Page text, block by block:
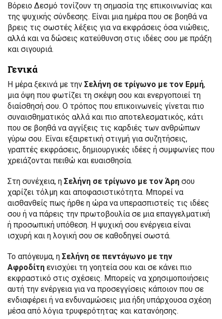
Βόρειο Δεσμό τονίζουν τη σημασία της επικοινωνίας και
της ψυχικής σύνδεσης. Είναι μια ημέρα που σε βοηθά να
βρεις τις σωστές λέξεις για να εκφράσεις όσα νιώθεις,
αλλά και να δώσεις κατεύθυνση στις ιδέες σου με πράξη
και σιγουριά.
Γενικά
Η μέρα ξεκινά με την Σελήνη σε τρίγωνο με τον Ερμή,
μια όψη που φωτίζει τη σκέψη σου και ενεργοποιεί τη
διαίσθησή σου. Ο τρόπος που επικοινωνείς γίνεται πιο
συναισθηματικός αλλά και πιο αποτελεσματικός, κάτι
που σε βοηθά να αγγίξεις τις καρδιές των ανθρώπων
γύρω σου. Είναι εξαιρετική στιγμή για συζητήσεις,
γραπτές εκφράσεις, δημιουργικές ιδέες ή συμφωνίες που
χρειάζονται πειθώ και ευαισθησία.
Στη συνέχεια, η Σελήνη σε τρίγωνο με τον Άρη σου
χαρίζει τόλμη και αποφασιστικότητα. Μπορεί να
αισθανθείς πως ήρθε η ώρα να υπερασπιστείς τις ιδέες
σου ή να πάρεις την πρωτοβουλία σε μια επαγγελματική
ή προσωπική υπόθεση. Η ψυχική σου ενέργεια είναι
ισχυρή και η λογική σου σε καθοδηγεί σωστά.
Το απόγευμα, η Σελήνη σε πεντάγωνο με την
Αφροδίτη ενισχύει τη γοητεία σου και σε κάνει πιο
εκφραστικό στις σχέσεις. Μπορείς να χρησιμοποιήσεις
αυτή την ενέργεια για να προσεγγίσεις κάποιον που σε
ενδιαφέρει ή να ενδυναμώσεις μια ήδη υπάρχουσα σχέση
μέσα από λόγια τρυφερότητας και κατανόησης.